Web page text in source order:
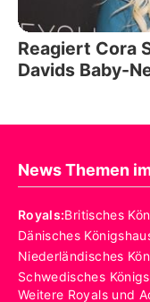
Reagiert Cora
Davids Baby-
News Themen
Royals:Britisches
Dänisches
Niederländisches
Schwedisches
Weitere Royals und